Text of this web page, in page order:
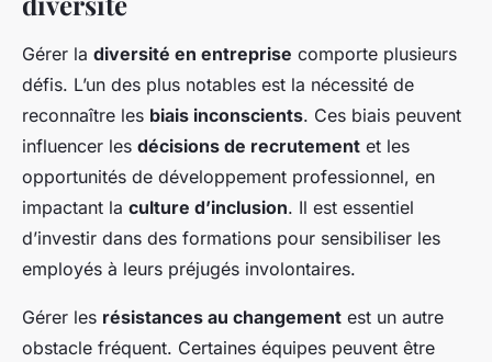
Gérer la diversité en entreprise comporte plusieurs
défis. L’un des plus notables est la nécessité de
reconnaître les biais inconscients. Ces biais peuvent
influencer les décisions de recrutement et les
opportunités de développement professionnel, en
impactant la culture d’inclusion. Il est essentiel
d’investir dans des formations pour sensibiliser les
employés à leurs préjugés involontaires.
Gérer les résistances au changement est un autre
obstacle fréquent. Certaines équipes peuvent être